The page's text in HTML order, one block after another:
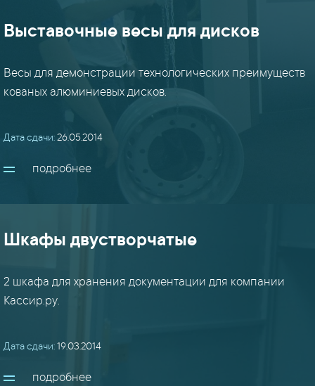
Выставочные весы для дисков
Весы для демонстрации технологических преимуществ
кованых алюминиевых дисков.
Дата сдачи:26.05.2014
подробнее
Шкафы двустворчатые
2 шкафа для хранения документации для компании
Кассир.ру.
Дата сдачи:19.03.2014
подробнее